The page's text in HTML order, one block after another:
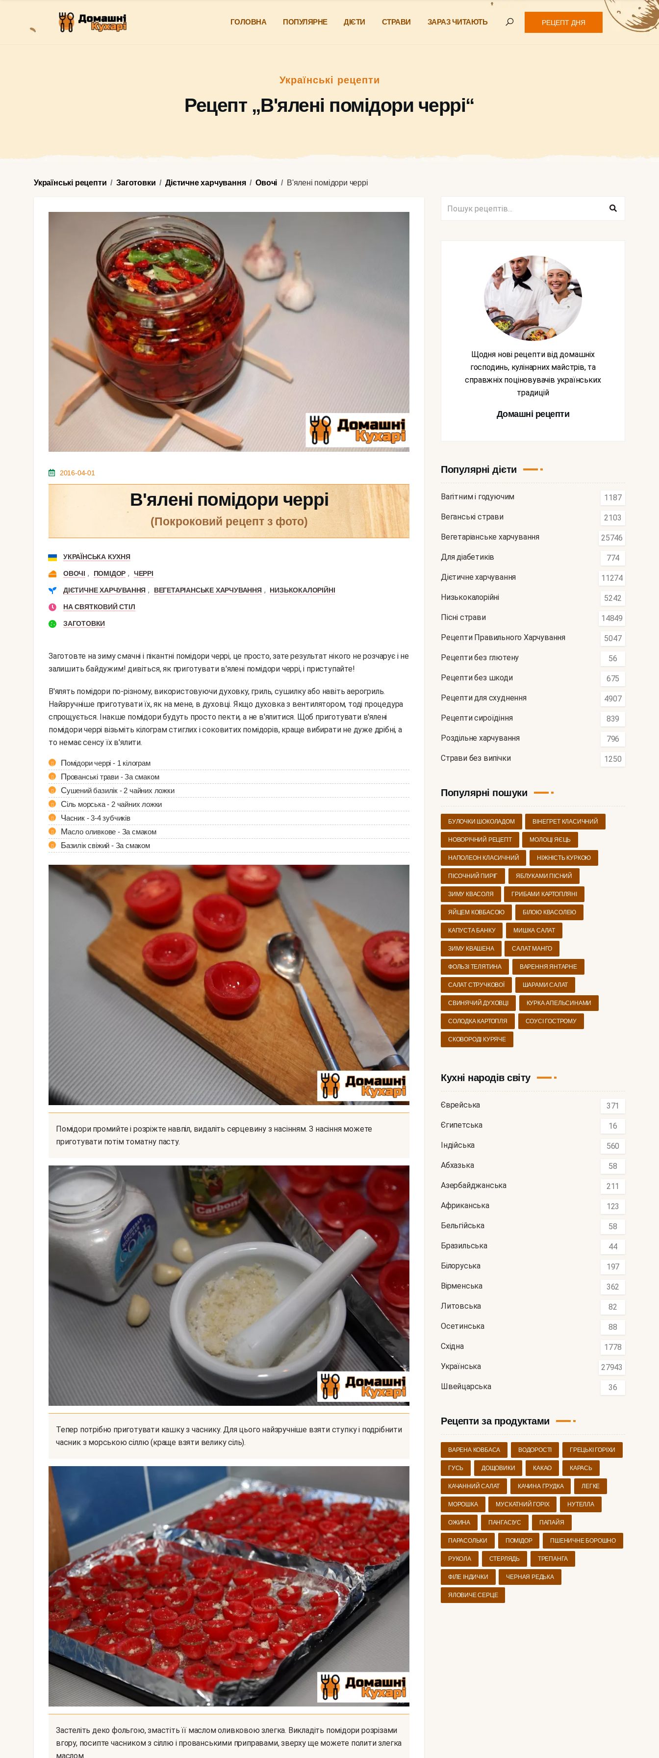
ГОЛОВНА ПОПУЛЯРНЕ ДІЄТИ СТРАВИ ЗАРАЗ ЧИТАЮТЬ РЕЦЕПТ ДНЯ
Українські рецепти
Рецепт „В'ялені помідори черрі“
Українські рецепти Заготовки Дієтичне харчування Овочі В'ялені помідори черрі
2016-04-01
В'ялені помідори черрі
(покроковий рецепт з фото)
УКРАЇНСЬКА КУХНЯ
ОВОЧІ , ПОМІДОР , ЧЕРРІ
ДІЄТИЧНЕ ХАРЧУВАННЯ , ВЕГЕТАРІАНСЬКЕ ХАРЧУВАННЯ , НИЗЬКОКАЛОРІЙНІ
НА СВЯТКОВИЙ СТІЛ
ЗАГОТОВКИ
Заготовте на зиму смачні і пікантні помідори черрі, це просто, зате результат нікого не розчарує і не
залишить байдужим! дивіться, як приготувати в'ялені помідори черрі, і приступайте!
В'ялять помідори по-різному, використовуючи духовку, гриль, сушилку або навіть аерогриль.
Найзручніше приготувати їх, як на мене, в духовці. Якщо духовка з вентилятором, тоді процедура
спрощується. Інакше помідори будуть просто пекти, а не в'ялитися. Щоб приготувати в'ялені
помідори черрі візьміть кілограм стиглих і соковитих помідорів, краще вибирати не дуже дрібні, а
то немає сенсу їх в'ялити.
Помідори черрі - 1 кілограм
Прованські трави - За смаком
Сушений базилік - 2 чайних ложки
Сіль морська - 2 чайних ложки
Часник - 3-4 зубчиків
Масло оливкове - За смаком
Базилік свіжий - За смаком
Помідори промийте і розріжте навпіл, видаліть серцевину з насінням. З насіння можете
приготувати потім томатну пасту.
Тепер потрібно приготувати кашку з часнику. Для цього найзручніше взяти ступку і подрібнити
часник з морською сіллю (краще взяти велику сіль).
Застеліть деко фольгою, змастіть її маслом оливковою злегка. Викладіть помідори розрізами
вгору, посипте часником з сіллю і прованськими приправами, зверху ще можете полити злегка
маслом.
Щодня нові рецепти від домашніх
господинь, кулінарних майстрів, та
справжніх поціновувачів українських
традицій
Домашні рецепти
Популярні дієти
Вагітним і годуючим 1187
Веганські страви 2103
Вегетаріанське харчування 25746
Для діабетиків 774
Дієтичне харчування 11274
Низькокалорійні 5242
Пісні страви 14849
Рецепти Правильного Харчування 5047
Рецепти без глютену 56
Рецепти без шкоди 675
Рецепти для схуднення 4907
Рецепти сироїдіння 839
Роздільне харчування 796
Страви без випічки 1250
Популярні пошуки
БУЛОЧКИ ШОКОЛАДОМ ВІНЕГРЕТ КЛАСИЧНИЙ
НОВОРІЧНИЙ РЕЦЕПТ МОЛОЦІ ЯЄЦЬ
НАПОЛЕОН КЛАСИЧНИЙ НІЖНІСТЬ КУРКОЮ
ПІСОЧНИЙ ПИРІГ ЯБЛУКАМИ ПІСНИЙ
ЗИМУ КВАСОЛЯ ГРИБАМИ КАРТОПЛЯНІ
ЯЙЦЕМ КОВБАСОЮ БІЛОЮ КВАСОЛЕЮ
КАПУСТА БАНКУ МИШКА САЛАТ
ЗИМУ КВАШЕНА САЛАТ МАНГО
ФОЛЬЗІ ТЕЛЯТИНА ВАРЕННЯ ЯНТАРНЕ
САЛАТ СТРУЧКОВОЇ ШАРАМИ САЛАТ
СВИНЯЧИЙ ДУХОВЦІ КУРКА АПЕЛЬСИНАМИ
СОЛОДКА КАРТОПЛЯ СОУСІ ГОСТРОМУ
СКОВОРОДІ КУРЯЧЕ
Кухні народів світу
Єврейська 371
Єгипетська 16
Індійська 560
Абхазька 58
Азербайджанська 211
Африканська 123
Бельгійська 58
Бразильська 44
Білоруська 197
Вірменська 362
Литовська 82
Осетинська 88
Східна 1778
Українська 27943
Швейцарська 36
Рецепти за продуктами
ВАРЕНА КОВБАСА ВОДОРОСТІ ГРЕЦЬКІ ГОРІХИ
ГУСЬ ДОЩОВИКИ КАКАО КАРАСЬ
КАЧАННИЙ САЛАТ КАЧИНА ГРУДКА ЛЕГКЕ
МОРОШКА МУСКАТНИЙ ГОРІХ НУТЕЛЛА
ОЖИНА ПАНГАСІУС ПАПАЙЯ
ПАРАСОЛЬКИ ПОМІДОР ПШЕНИЧНЕ БОРОШНО
РУКОЛА СТЕРЛЯДЬ ТРЕПАНГА
ФІЛЕ ІНДИЧКИ ЧЕРНАЯ РЕДЬКА
ЯЛОВИЧЕ СЕРЦЕ